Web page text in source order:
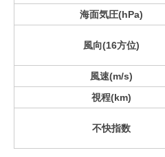
海面気圧(hPa)
風向(16方位)
風速(m/s)
視程(km)
不快指数